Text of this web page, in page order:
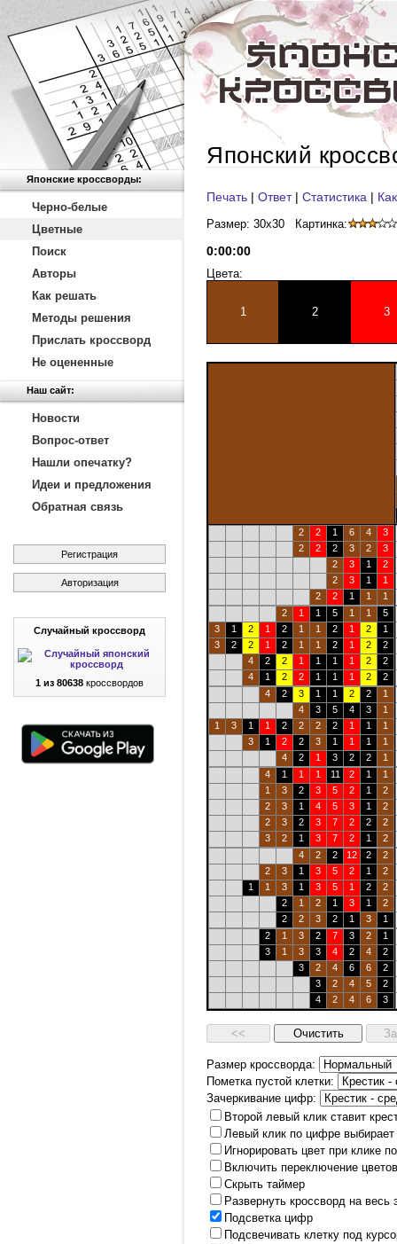
Японские кроссворды:
Черно-белые
Цветные
Поиск
Авторы
Как решать
Методы решения
Прислать кроссворд
Не оцененные
Наш сайт:
Новости
Вопрос-ответ
Нашли опечатку?
Идеи и предложения
Обратная связь
Регистрация
Авторизация
Случайный кроссворд
1 из 80638 кроссвордов
Японский
Печать | Ответ| Статистика |
Размер: 30x30 Картинка:
0:00:00
Цвета:
1 2 3
2 2 1 6 4
3
2
2 2 3 2
3
2
3 1
2
2
3 1
1
2
2 1 1
1
2
1 1 5 1 1
5
3
1 2 1 2 1 1 2 1 2
1
3
2 2 1 2 1 1 2 1 2
2
4
2 2 1 1 1 1 2
2
4
1 2 2 1 1 1 2
2
4
2 3 1 1 2 2
1
4
3 5 4 3
1
1
3 1 1 2 2 2 2 1 1
1
3
1 2 2 3 1 1 1
1
4
2 1 3 2 2
1
4
1 1 1 11 2 1
1
1
3 2 3 5 2 1
2
2
3 1 4 5 3 1
2
2
3 2 3 7 2 2
2
3
2 1 3 7 2 1
2
4
2 2 12 2
2
2
3 1 3 5 2 1
2
1
1 3 1 3 5 1 2
2
2
1 2 1 3 1
2
2
2 3 2 1 3
1
2
1 3 2 7 3 2
1
3
1 3 3 4 2 4
2
3
2 4 6 6
2
3
2 4 5
2
4
2 4 6 3
Размер кроссворда:
Пометка пустой клетки:
Зачеркивание цифр:
Второй левый клик ставит
Левый клик по цифре выбирает
Игнорировать цвет при клике
Включить переключение
Скрыть таймер
Развернуть кроссворд на
Подсветка цифр
Подсвечивать клетку под